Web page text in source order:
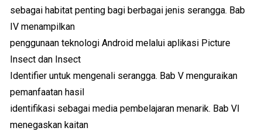
sebagai habitat penting bagi berbagai jenis serangga. Bab
IV menampilkan
penggunaan teknologi Android melalui aplikasi Picture
Insect dan Insect
Identifier untuk mengenali serangga. Bab V menguraikan
pemanfaatan hasil
identifikasi sebagai media pembelajaran menarik. Bab VI
menegaskan kaitan